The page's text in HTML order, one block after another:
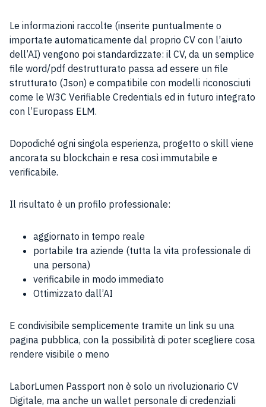
Le informazioni raccolte (inserite puntualmente o
importate automaticamente dal proprio CV con l’aiuto
dell’AI) vengono poi standardizzate: il CV, da un semplice
file word/pdf destrutturato passa ad essere un file
strutturato (Json) e compatibile con modelli riconosciuti
come le W3C Verifiable Credentials ed in futuro integrato
con l’Europass ELM.
Dopodiché ogni singola esperienza, progetto o skill viene
ancorata su blockchain e resa così immutabile e
verificabile.
Il risultato è un profilo professionale:
aggiornato in tempo reale
portabile tra aziende (tutta la vita professionale di
una persona)
verificabile in modo immediato
Ottimizzato dall’AI
E condivisibile semplicemente tramite un link su una
pagina pubblica, con la possibilità di poter scegliere cosa
rendere visibile o meno
LaborLumen Passport non è solo un rivoluzionario CV
Digitale, ma anche un wallet personale di credenziali